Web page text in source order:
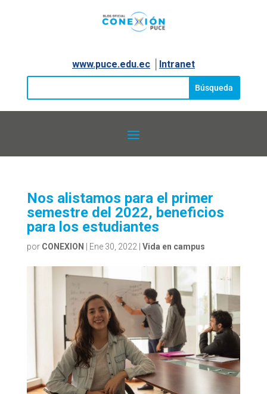
www.puce.edu.ec│ Intranet
Nos alistamos para el primer
semestre del 2022, beneficios
para los estudiantes
por CONEXION Ene 30, 2022| Vida en campus